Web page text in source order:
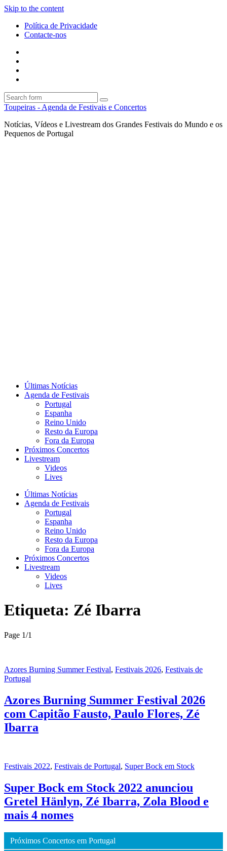
Skip to the content
Política de Privacidade
Contacte-nos
Search
Toupeiras - Agenda de Festivais e Concertos
Notícias, Vídeos e Livestream dos Grandes Festivais do Mundo e os
Pequenos de Portugal
Últimas Notícias
Agenda de Festivais
Portugal
Espanha
Reino Unido
Resto da Europa
Fora da Europa
Próximos Concertos
Livestream
Videos
Lives
Últimas Notícias
Agenda de Festivais
Portugal
Espanha
Reino Unido
Resto da Europa
Fora da Europa
Próximos Concertos
Livestream
Videos
Lives
Etiqueta: Zé Ibarra
Page 1/1
Azores Burning Summer Festival, Festivais 2026, Festivais de
Portugal
Azores Burning Summer Festival 2026
com Capitão Fausto, Paulo Flores, Zé
Ibarra
Festivais 2022, Festivais de Portugal, Super Bock em Stock
Super Bock em Stock 2022 anunciou
Gretel Hänlyn, Zé Ibarra, Zola Blood e
mais 4 nomes
Próximos Concertos em Portugal